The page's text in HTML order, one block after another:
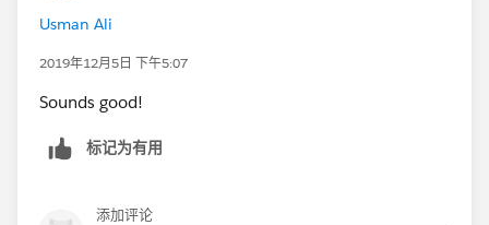
Usman Ali
2019年12月5日 下午5:07
Sounds good!
标记为有用
添加评论